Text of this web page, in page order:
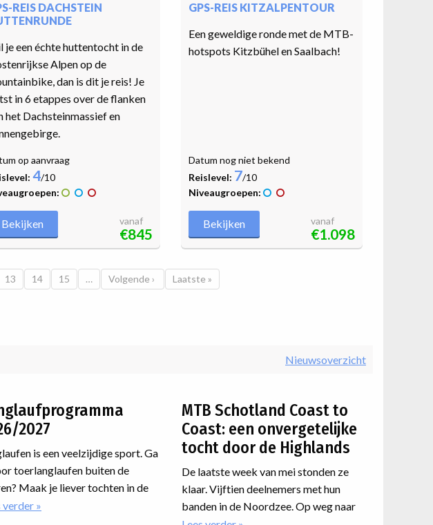
REIS DACHSTEIN
je een échte huttentocht in de
Alpen op de
dan is dit je reis! Je
in 6 etappes over de flanken
het Dachsteinmassief en
op aanvraag
4/10
Bekijken vanaf
€845
GPS-REIS KITZALPENTOUR
Een geweldige ronde met de MTB-
hotspots Kitzbühel en Saalbach!
Datum nog niet bekend
Reislevel: 7/10
Niveaugroepen:
Bekijken vanaf
€1.098
Pagina
13 Pagina
14 Pagina
15 … Volgende pagina
Volgende › Laatste pagina
Laatste »
Nieuwsoverzicht
2027
is een veelzijdige sport. Ga
toerlanglaufen buiten de
Maak je liever tochten in de
Wil je jouw techniek verbeteren
verder over
MTB Schotland Coast to
Coast: een onvergetelijke
tocht door de Highlands
De laatste week van mei stonden ze
klaar. Vijftien deelnemers met hun
banden in de Noordzee. Op weg naar